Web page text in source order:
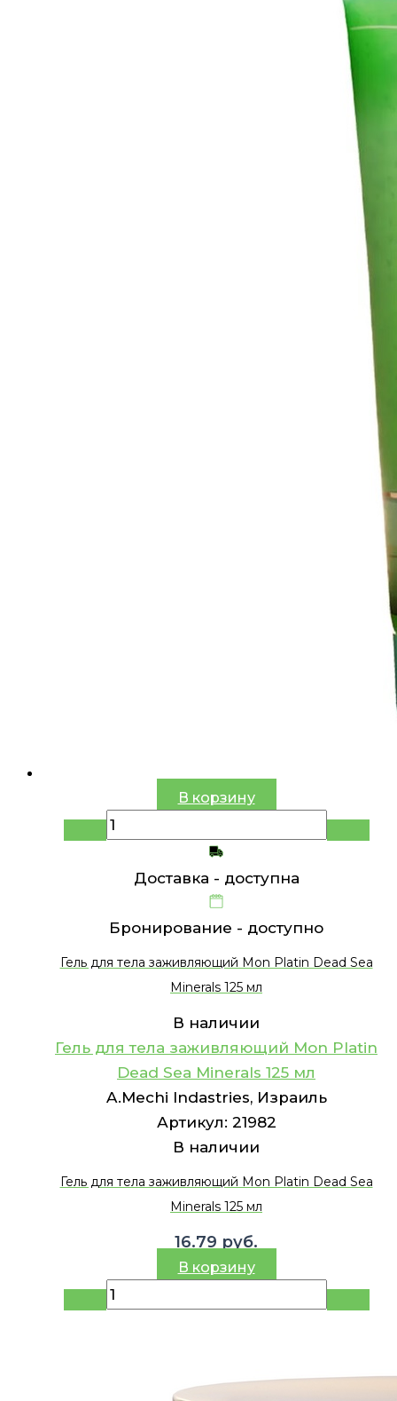
В корзину
Доставка - доступна
Бронирование - доступно
Гель для тела заживляющий Mon Platin Dead Sea
Minerals 125 мл
В наличии
Гель для тела заживляющий Mon Platin
Dead Sea Minerals 125 мл
A.Mechi Indastries, Израиль
Артикул: 21982
В наличии
Гель для тела заживляющий Mon Platin Dead Sea
Minerals 125 мл
16.79 руб.
В корзину